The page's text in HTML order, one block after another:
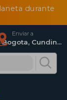
durante
Enviar a
Bogota, Cundinamarca